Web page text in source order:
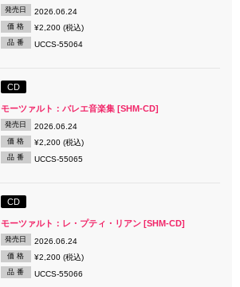
発売日 2026.06.24
価 格 ¥2,200 (税込)
品 番 UCCS-55064
CD
モーツァルト：バレエ音楽集 [SHM-CD]
発売日 2026.06.24
価 格 ¥2,200 (税込)
品 番 UCCS-55065
CD
モーツァルト：レ・プティ・リアン [SHM-CD]
発売日 2026.06.24
価 格 ¥2,200 (税込)
品 番 UCCS-55066